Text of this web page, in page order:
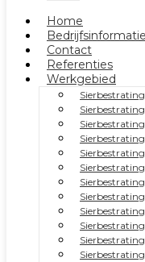
Home
Bedrijfsinformatie
Contact
Referenties
Werkgebied